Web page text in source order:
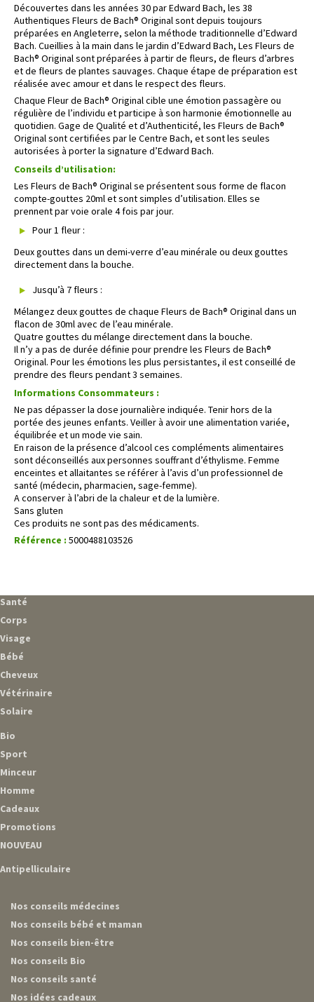
Découvertes dans les années 30 par Edward Bach, les 38
Authentiques Fleurs de Bach® Original sont depuis toujours
préparées en Angleterre, selon la méthode traditionnelle d’Edward
Bach. Cueillies à la main dans le jardin d’Edward Bach, Les Fleurs de
Bach® Original sont préparées à partir de fleurs, de fleurs d’arbres
et de fleurs de plantes sauvages. Chaque étape de préparation est
réalisée avec amour et dans le respect des fleurs.
Chaque Fleur de Bach® Original cible une émotion passagère ou
régulière de l’individu et participe à son harmonie émotionnelle au
quotidien. Gage de Qualité et d’Authenticité, les Fleurs de Bach®
Original sont certifiées par le Centre Bach, et sont les seules
autorisées à porter la signature d’Edward Bach.
Conseils d’utilisation:
Les Fleurs de Bach® Original se présentent sous forme de flacon
compte-gouttes 20ml et sont simples d’utilisation. Elles se
prennent par voie orale 4 fois par jour.
Pour 1 fleur :
Deux gouttes dans un demi-verre d’eau minérale ou deux gouttes
directement dans la bouche.
Jusqu’à 7 fleurs :
Mélangez deux gouttes de chaque Fleurs de Bach® Original dans un
flacon de 30ml avec de l’eau minérale.
Quatre gouttes du mélange directement dans la bouche.
Il n’y a pas de durée définie pour prendre les Fleurs de Bach®
Original. Pour les émotions les plus persistantes, il est conseillé de
prendre des fleurs pendant 3 semaines.
Informations Consommateurs :
Ne pas dépasser la dose journalière indiquée. Tenir hors de la
portée des jeunes enfants. Veiller à avoir une alimentation variée,
équilibrée et un mode vie sain.
En raison de la présence d’alcool ces compléments alimentaires
sont déconseillés aux personnes souffrant d’éthylisme. Femme
enceintes et allaitantes se référer à l’avis d’un professionnel de
santé (médecin, pharmacien, sage-femme).
A conserver à l’abri de la chaleur et de la lumière.
Sans gluten
Ces produits ne sont pas des médicaments.
Référence : 5000488103526
Santé
Corps
Visage
Bébé
Cheveux
Vétérinaire
Solaire
Bio
Sport
Minceur
Homme
Cadeaux
Promotions
NOUVEAU
Antipelliculaire
Nos conseils médecines
Nos conseils bébé et maman
Nos conseils bien-être
Nos conseils Bio
Nos conseils santé
Nos idées cadeaux